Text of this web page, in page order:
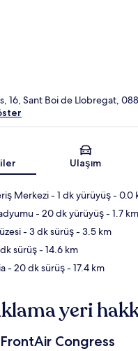
Harita
16, Sant Boi de Llobregat,
Ulaşım
Merkezi- 1 dk yürüyüş- 0.0
- 20 dk yürüyüş- 1.7 km
- 3 dk sürüş- 3.5 km
sürüş- 14.6 km
- 20 dk sürüş- 17.4 km
yeri
Congress